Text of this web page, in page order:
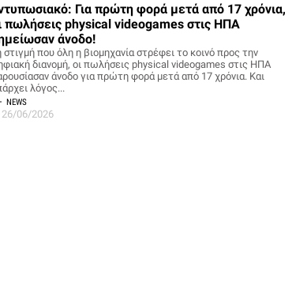
Για πρώτη φορά μετά από 17 χρόνια,
πωλήσεις physical videogames στις ΗΠΑ
άνοδο!
στιγμή που όλη η βιομηχανία στρέφει το κοινό προς την
διανομή, οι πωλήσεις physical videogames στις ΗΠΑ
άνοδο για πρώτη φορά μετά από 17 χρόνια. Και
λόγος...
NEWS
26/06/2026